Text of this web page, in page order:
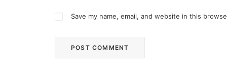
Save my name, email, and website in this